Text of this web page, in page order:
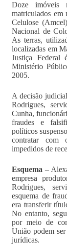
Doze imóveis
matriculados em
Celulose
Nacional de
As terras,
localizadas em
Justiça Federal
Ministério
2005.
A decisão
Rodrigues,
Cunha,
fraudes e
políticos
contratar com
impedidos de
Esquema –
empresa
Rodrigues,
esquema de
era transferir
No entanto,
por meio de
União podem ser
jurídicas.